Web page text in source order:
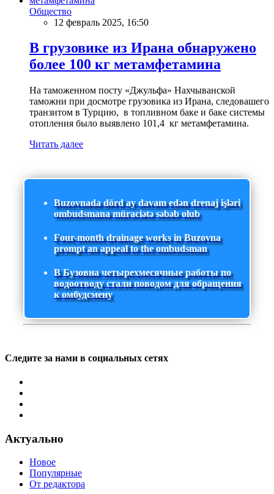
Общество
12 февраль 2025, 16:50
В грузовике из Ирана обнаружено
более 100 кг метамфетамина
На таможенном посту «Джульфа» Нахчыванской
таможни при досмотре грузовика из Ирана, следовашего
транзитом в Турцию, в топливном баке и баке системы
отопления было выявлено 101,4 кг метамфетамина.
Читать далее
Buzovnada dörd ay davam edən drenaj işləri
ombudsmana müraciətə səbəb olub
Four-month drainage works in Buzovna
prompt an appeal to the ombudsman
В Бузовна четырехмесячные работы по
водоотводу стали поводом для обращения
к омбудсмену
Следите за нами в социальных сетях
Актуально
Новое
Популярные
От редактора